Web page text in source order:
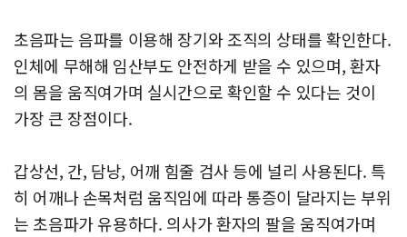
초음파는 음파를 이용해 장기와 조직의 상태를 확인한다.
인체에 무해해 임산부도 안전하게 받을 수 있으며, 환자
의 몸을 움직여가며 실시간으로 확인할 수 있다는 것이
가장 큰 장점이다.
갑상선, 간, 담낭, 어깨 힘줄 검사 등에 널리 사용된다. 특
히 어깨나 손목처럼 움직임에 따라 통증이 달라지는 부위
는 초음파가 유용하다. 의사가 환자의 팔을 움직여가며